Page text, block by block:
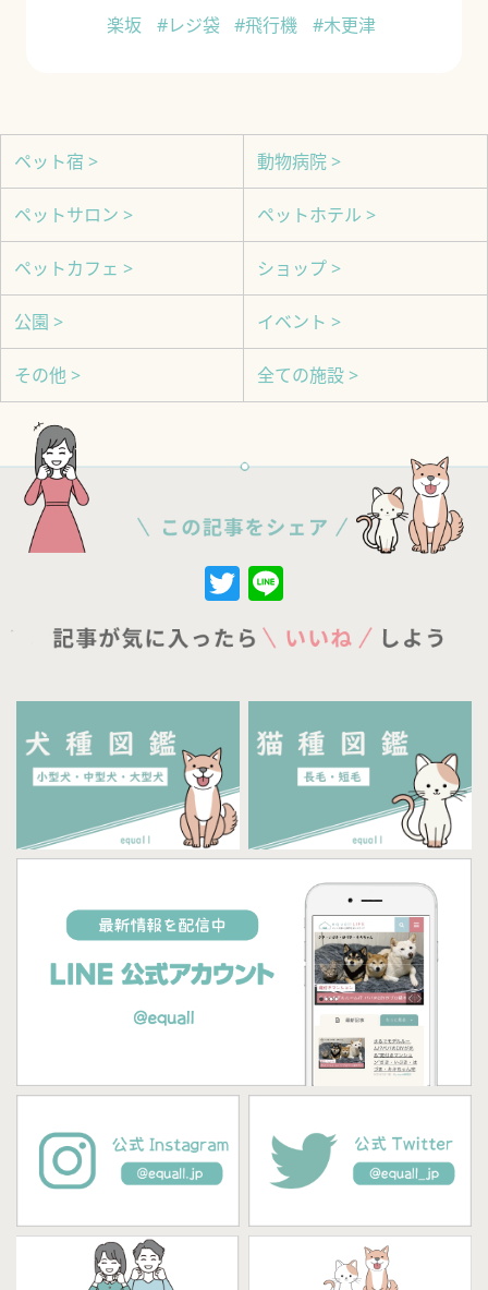
楽坂
#レジ袋 #飛行機 #木更津
ペット宿 > 動物病院 >
ペットサロン > ペットホテル >
ペットカフェ > ショップ >
公園 > イベント >
その他 > 全ての施設 >
Twitter